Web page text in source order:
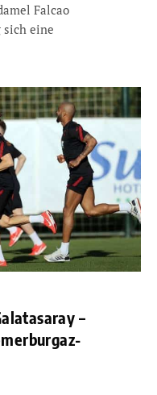
Falcao
sich eine
–